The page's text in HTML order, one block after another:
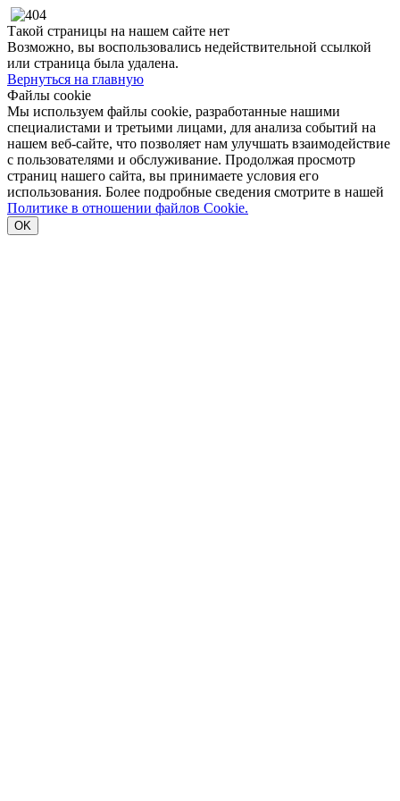
Такой страницы на нашем сайте нет
Возможно, вы воспользовались недействительной ссылкой
или страница была удалена.
Вернуться на главную
Файлы cookie
Мы используем файлы cookie, разработанные нашими
специалистами и третьими лицами, для анализа событий на
нашем веб-сайте, что позволяет нам улучшать взаимодействие
с пользователями и обслуживание. Продолжая просмотр
страниц нашего сайта, вы принимаете условия его
использования. Более подробные сведения смотрите в нашей
Политике в отношении файлов Cookie.
OK